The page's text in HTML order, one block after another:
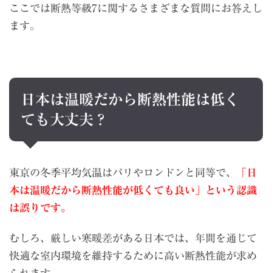
ここでは断熱等級7に関するさまざまな質問にお答えし
ます。
日本は温暖だから断熱性能は低く
ても大丈夫？
東京の冬季平均気温はパリやロンドンと同等で、
「日
本は温暖だから断熱性能が低くても良い」という認識
は誤りです。
むしろ、厳しい寒暖差がある日本では、年間を通じて
快適な室内環境を維持するために高い断熱性能が求め